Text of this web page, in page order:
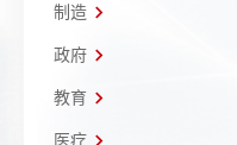
制造
政府
教育
医疗